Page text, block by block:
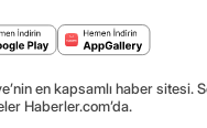
en kapsamlı haber sitesi.
Haberler.com’da.